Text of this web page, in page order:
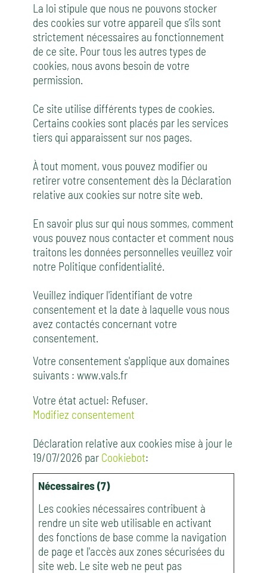
La loi stipule que nous ne pouvons stocker
des cookies sur votre appareil que s’ils sont
strictement nécessaires au fonctionnement
de ce site. Pour tous les autres types de
cookies, nous avons besoin de votre
permission.
Ce site utilise différents types de cookies.
Certains cookies sont placés par les services
tiers qui apparaissent sur nos pages.
À tout moment, vous pouvez modifier ou
retirer votre consentement dès la Déclaration
relative aux cookies sur notre site web.
En savoir plus sur qui nous sommes, comment
vous pouvez nous contacter et comment nous
traitons les données personnelles veuillez voir
notre Politique confidentialité.
Veuillez indiquer l'identifiant de votre
consentement et la date à laquelle vous nous
avez contactés concernant votre
consentement.
Votre consentement s'applique aux domaines
suivants : www.vals.fr
Votre état ​​actuel: Refuser.
Modifiez consentement
Déclaration relative aux cookies mise à jour le
19/07/2026 par Cookiebot:
Nécessaires (7)
Les cookies nécessaires contribuent à
rendre un site web utilisable en activant
des fonctions de base comme la navigation
de page et l'accès aux zones sécurisées du
site web. Le site web ne peut pas